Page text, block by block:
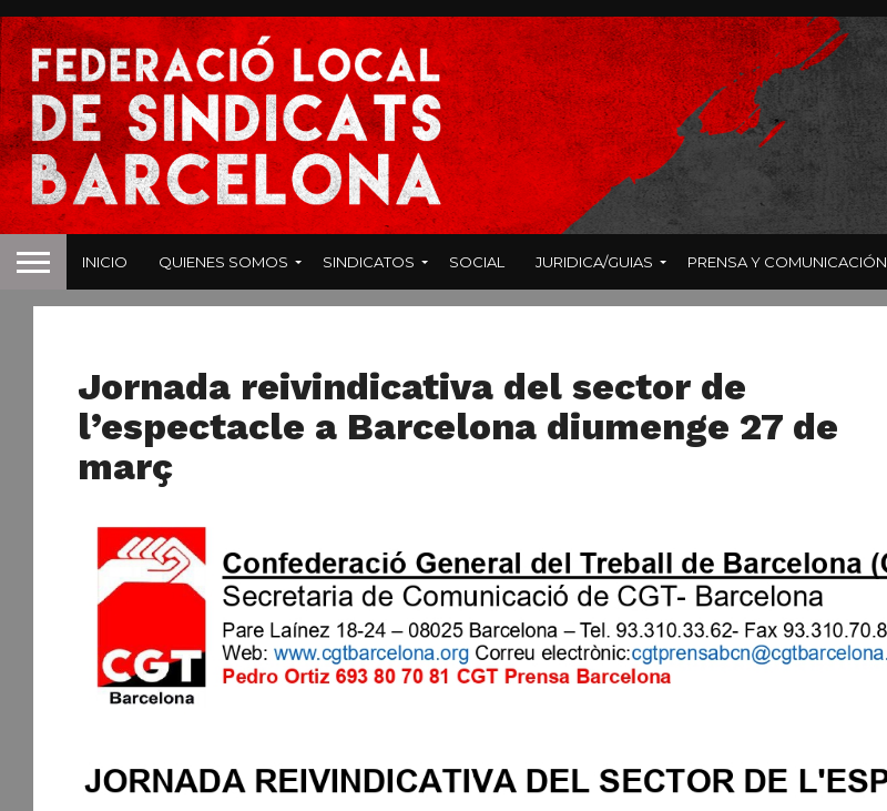
INICIO QUIENES SOMOS SINDICATOS SOCIAL JURIDICA/GUIAS PRENSA Y COMUNICACIÓN
Jornada reivindicativa del sector de
l’espectacle a Barcelona diumenge 27 de
març